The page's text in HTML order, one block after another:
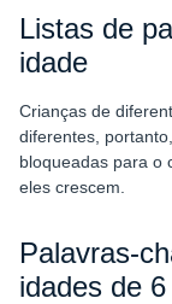
Listas de
idade
Crianças de
diferentes,
bloqueadas para o
eles crescem.
Palavras-
idades de